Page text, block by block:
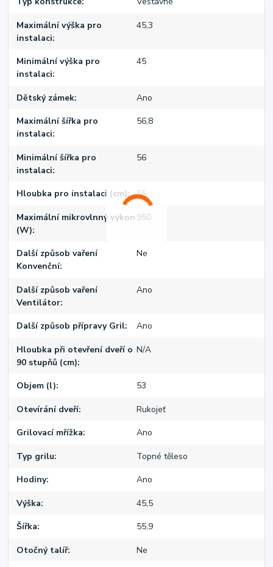
Maximální výška pro
instalaci
45,3
Minimální výška pro
instalaci
45
Dětský zámek Ano
Maximální šířka pro
instalaci
56,8
Minimální šířka pro
instalaci
56
Hloubka pro instalaci (cm) 55
Maximální mikrovlnný výkon
(W)
950
Další způsob vaření
Konvenční
Ne
Další způsob vaření
Ventilátor
Ano
Další způsob přípravy Gril Ano
Hloubka při otevření dveří o
90 stupňů (cm)
N/A
Objem (l) 53
Otevírání dveří Rukojeť
Grilovací mřížka Ano
Typ grilu Topné těleso
Hodiny Ano
Výška 45,5
Šířka 55,9
Otočný talíř Ne